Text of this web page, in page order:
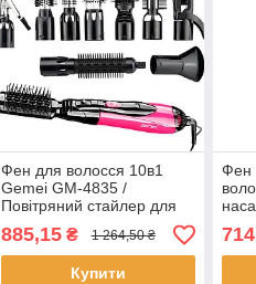
Фен для волосся 10в1
Gemei GM-4835 /
Повітряний стайлер для
волосся / Універсальний
фен для укладання
885,15₴ 1 264,50 ₴
Купити
Фен